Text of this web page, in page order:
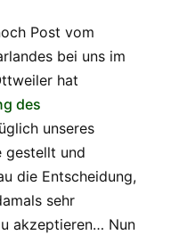
Post vom
bei uns im
hat
des
unseres
gestellt und
die Entscheidung,
sehr
akzeptieren… Nun